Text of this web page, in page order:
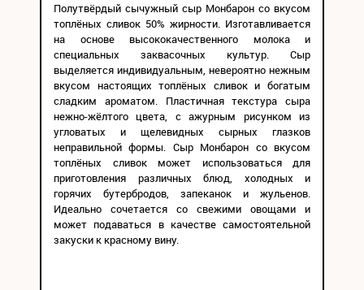
Полутвёрдый сычужный сыр Монбарон со вкусом
топлёных сливок 50% жирности. Изготавливается
на основе высококачественного молока и
специальных заквасочных культур. Сыр
выделяется индивидуальным, невероятно нежным
вкусом настоящих топлёных сливок и богатым
сладким ароматом. Пластичная текстура сыра
нежно-жёлтого цвета, с ажурным рисунком из
угловатых и щелевидных сырных глазков
неправильной формы. Сыр Монбарон со вкусом
топлёных сливок может использоваться для
приготовления различных блюд, холодных и
горячих бутербродов, запеканок и жульенов.
Идеально сочетается со свежими овощами и
может подаваться в качестве самостоятельной
закуски к красному вину.